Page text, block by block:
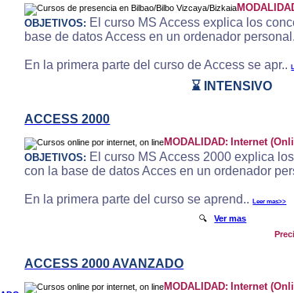
OBJETIVOS: El curso MS Access explica los
base de datos Access en un ordenador personal.
En la primera parte del curso de Access se apr..
⌛ INTENSIVO
ACCESS 2000
MODALIDAD: Internet
OBJETIVOS: El curso MS Access 2000 explica
con la base de datos Acces en un ordenador
En la primera parte del curso se aprend..Leer mas>>
🔍Ver mas
ACCESS 2000 AVANZADO
MODALIDAD: Internet